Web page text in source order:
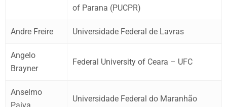
of Parana (PUCPR)
Andre Freire Universidade Federal de Lavras
Angelo
Brayner
Federal University of Ceara – UFC
Anselmo
Universidade Federal do Maranhão